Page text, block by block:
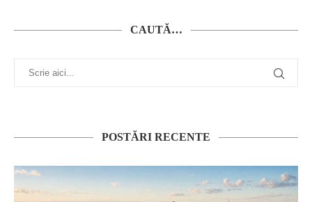
CAUTĂ…
POSTĂRI RECENTE